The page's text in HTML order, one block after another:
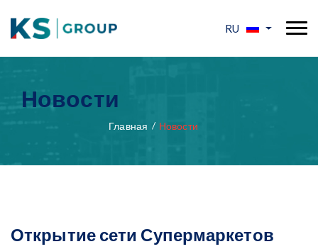
RU
Новости
Главная Новости
Открытие сети Супермаркетов